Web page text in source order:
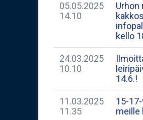
05.05.2025
14.10
Urhon
kello
24.03.2025
10.10
14.6.!
11.03.2025
11.35
​15-
meille